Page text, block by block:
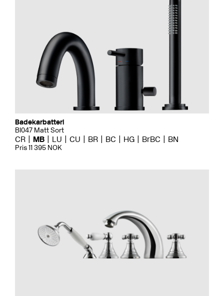
Badekarbatteri
BI047 Matt Sort
CR MB LU CU BR BC HG BrBC BN
Pris 11 395 NOK